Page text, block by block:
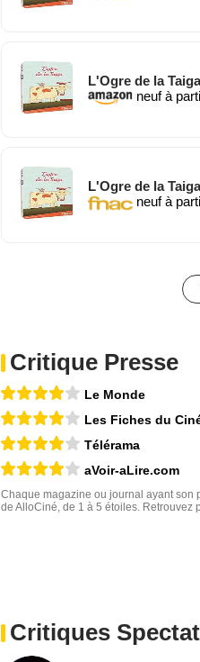
L'Ogre de la
neuf à
L'Ogre de la
neuf à
Critique Presse
Le Monde
Les Fiches du
Télérama
aVoir-aLire.com
Chaque magazine ou journal ayant son
de AlloCiné, de 1 à 5 étoiles. Retrouvez
Critiques